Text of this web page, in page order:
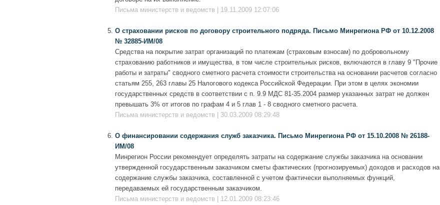
Письма министерств и ведомств | 19.11.2009 12:07:06
О страховании рисков по договору строительного подряда. Письмо Минрегиона РФ от 10.12.2008
№ 32885-ИМ/08
Средства на покрытие затрат организаций по платежам (страховым взносам) по добровольному
страхованию работников и имущества, в том числе строительных рисков, включаются в главу 9 "Прочие
работы и затраты" сводного сметного расчета стоимости строительства на основании расчетов согласно
статьям 255, 263 главы 25 Налогового кодекса Российской Федерации. При этом в целях экономии
государственных средств в соответствии с п. 9.9 МДС 81-35.2004 размер указанных затрат не должен
превышать 3% от итогов по графам 4 и 5 глав 1 - 8 сводного сметного расчета.
Письма министерств и ведомств | 30.03.2009 08:29:48
О финансировании содержания служб заказчика. Письмо Минрегиона РФ от 15.10.2008 № 26188-
ИМ/08
Минрегион России рекомендует определять затраты на содержание службы заказчика на основании
утвержденной государственным заказчиком сметы фактических (прогнозируемых) доходов и расходов на
содержание службы заказчика, составленной с учетом фактически выполняемых функций,
передаваемых ей государственным заказчиком.
Письма министерств и ведомств | 12.01.2009 08:23:46